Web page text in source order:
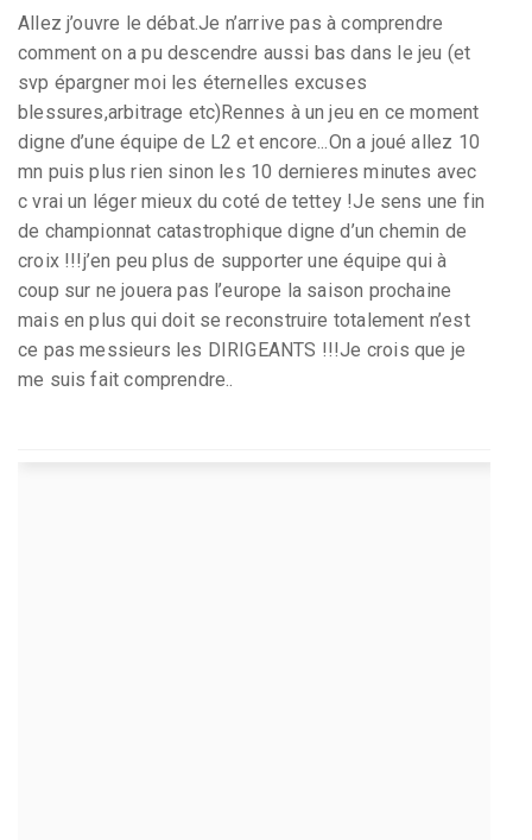
Allez j’ouvre le débat.Je n’arrive pas à comprendre
comment on a pu descendre aussi bas dans le jeu (et
svp épargner moi les éternelles excuses
blessures,arbitrage etc)Rennes à un jeu en ce moment
digne d’une équipe de L2 et encore...On a joué allez 10
mn puis plus rien sinon les 10 dernieres minutes avec
c vrai un léger mieux du coté de tettey !Je sens une fin
de championnat catastrophique digne d’un chemin de
croix !!!j’en peu plus de supporter une équipe qui à
coup sur ne jouera pas l’europe la saison prochaine
mais en plus qui doit se reconstruire totalement n’est
ce pas messieurs les DIRIGEANTS !!!Je crois que je
me suis fait comprendre..